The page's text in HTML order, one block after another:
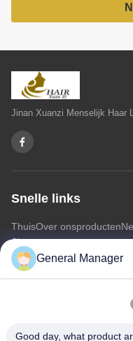
Jinan Xuanzi Menselijk Haar
Snelle links
ThuisOver onsproducten
Sitemap
Neem contact met
Shandong
General Manager
Good day, what product